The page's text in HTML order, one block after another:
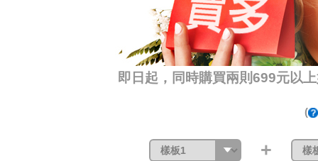
即日起，同時購買兩則699元以
(
+